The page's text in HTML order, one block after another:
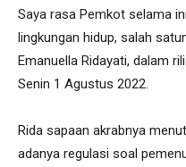
Saya rasa Pemkot selama
lingkungan hidup, salah
Emanuella Ridayati, dalam
Senin 1 Agustus 2022.
Rida sapaan akrabnya
adanya regulasi soal